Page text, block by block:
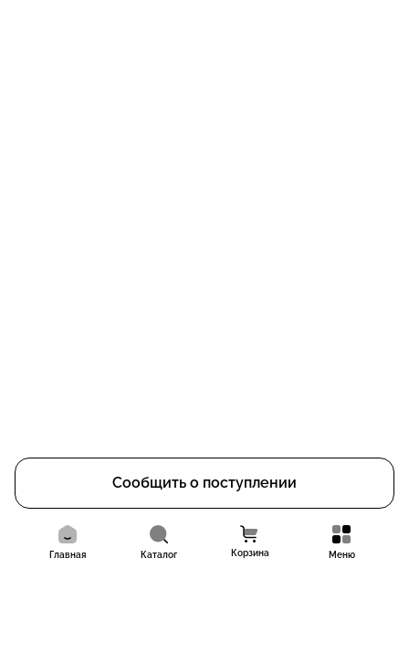
Сообщить о поступлении
Главная Каталог Корзина Меню